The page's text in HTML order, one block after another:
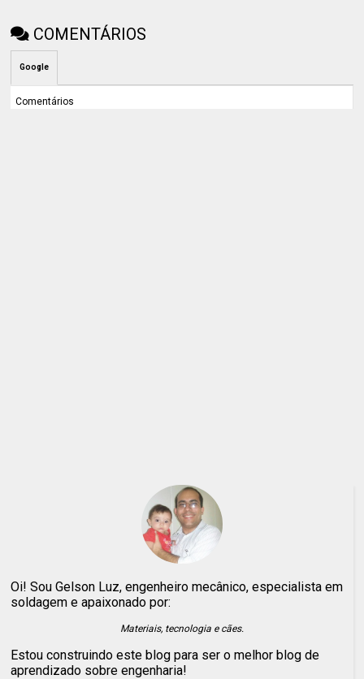
COMENTÁRIOS
Google
Comentários
Oi! Sou Gelson Luz, engenheiro mecânico, especialista em
soldagem e apaixonado por:
Materiais, tecnologia e cães.
Estou construindo este blog para ser o melhor blog de
aprendizado sobre engenharia!